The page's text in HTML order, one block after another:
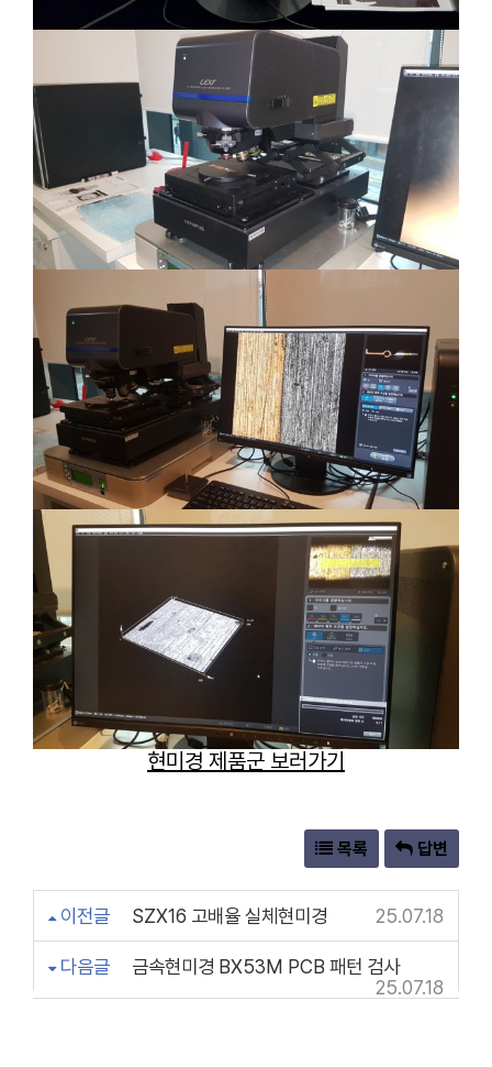
현미경 제품군 보러가기
목록 답변
이전글 SZX16 고배율 실체현미경 25.07.18
다음글
금속현미경 BX53M PCB 패턴 검사
25.07.18